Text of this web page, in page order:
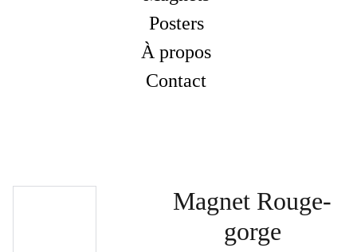
Posters
À propos
Contact
Magnet Rouge-
gorge